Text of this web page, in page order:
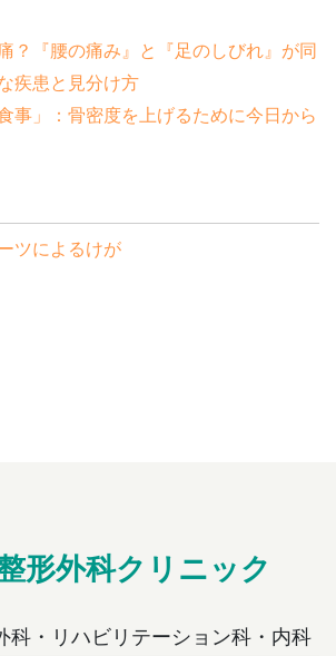
？『腰の痛み』と『足のしびれ』が同
疾患と見分け方
事」：骨密度を上げるために今日から
ツによるけが
形外科クリニック
科・リハビリテーション科・内科